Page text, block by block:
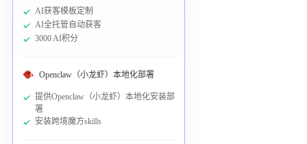
AI获客模板定制
AI全托管自动获客
3000 AI积分
Openclaw（小龙虾）本地化部署
提供Openclaw（小龙虾）本地化安装部
署
安装跨境魔方skills